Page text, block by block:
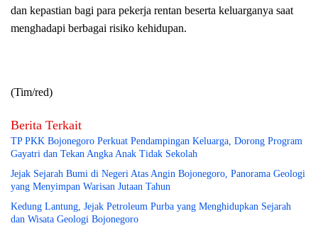
dan kepastian bagi para pekerja rentan beserta keluarganya saat
menghadapi berbagai risiko kehidupan.
(Tim/red)
Berita Terkait
TP PKK Bojonegoro Perkuat Pendampingan Keluarga, Dorong Program
Gayatri dan Tekan Angka Anak Tidak Sekolah
Jejak Sejarah Bumi di Negeri Atas Angin Bojonegoro, Panorama Geologi
yang Menyimpan Warisan Jutaan Tahun
Kedung Lantung, Jejak Petroleum Purba yang Menghidupkan Sejarah
dan Wisata Geologi Bojonegoro